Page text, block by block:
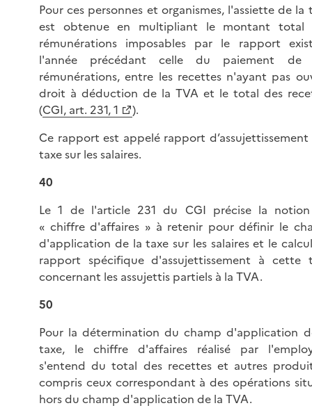
Pour ces personnes et organismes, l'assiette de la
est obtenue en multipliant le montant total
rémunérations imposables par le rapport
l'année précédant celle du paiement de
rémunérations, entre les recettes n'ayant pas
droit à déduction de la TVA et le total des
(CGI, art. 231, 1
).
Ce rapport est appelé rapport d’assujettissement
taxe sur les salaires.
40
Le 1 de l'article 231 du CGI précise la
« chiffre d'affaires » à retenir pour définir le
d'application de la taxe sur les salaires et le
rapport spécifique d'assujettissement à cette
concernant les assujettis partiels à la TVA.
50
Pour la détermination du champ d'application
taxe, le chiffre d'affaires réalisé par
s'entend du total des recettes et autres
compris ceux correspondant à des opérations
hors du champ d'application de la TVA.